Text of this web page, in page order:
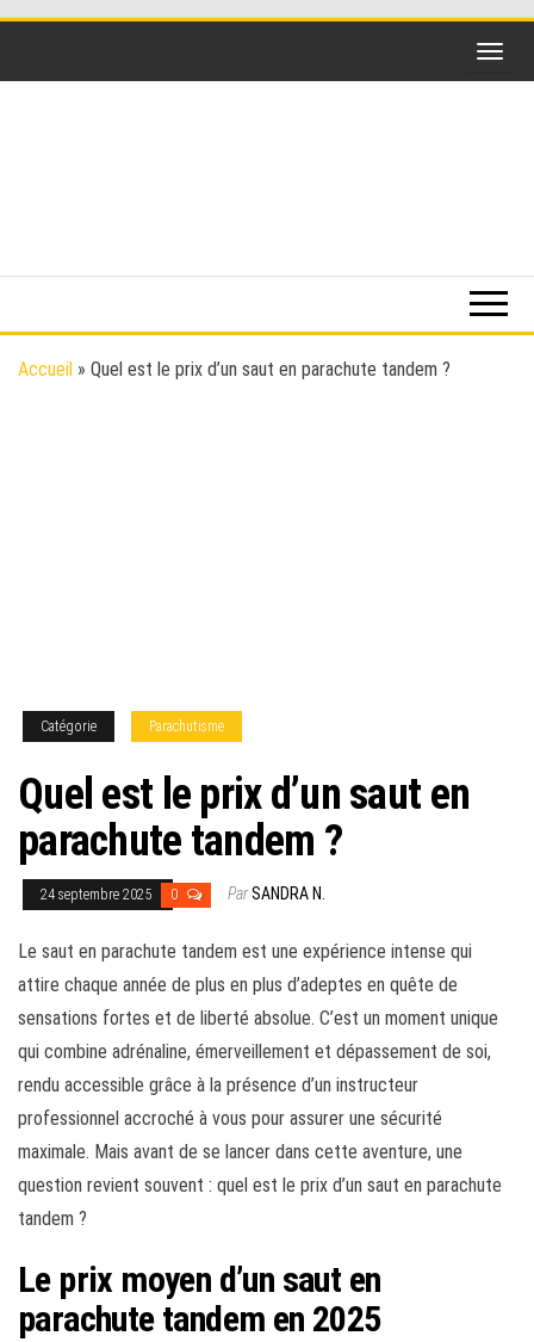
extrême,
Kitesurf,
Accueil » Quel est le prix d’un saut en parachute tandem ?
Catégorie Parachutisme
Quel est le prix d’un saut en
parachute tandem ?
24 septembre 2025 0 ParSANDRA N.
Le saut en parachute tandem est une expérience intense qui
attire chaque année de plus en plus d’adeptes en quête de
sensations fortes et de liberté absolue. C’est un moment unique
qui combine adrénaline, émerveillement et dépassement de soi,
rendu accessible grâce à la présence d’un instructeur
professionnel accroché à vous pour assurer une sécurité
maximale. Mais avant de se lancer dans cette aventure, une
question revient souvent : quel est le prix d’un saut en parachute
tandem ?
Le prix moyen d’un saut en
parachute tandem en 2025